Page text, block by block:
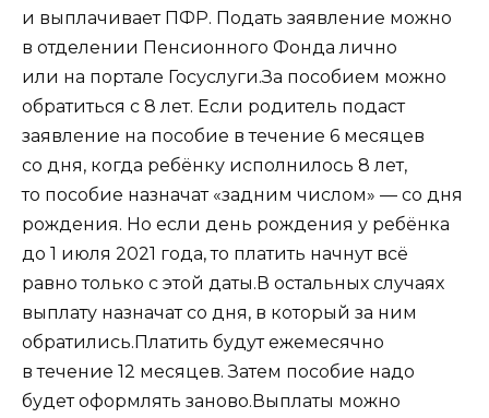
и выплачивает ПФР. Подать заявление можно
в отделении Пенсионного Фонда лично
или на портале Госуслуги.За пособием можно
обратиться с 8 лет. Если родитель подаст
заявление на пособие в течение 6 месяцев
со дня, когда ребёнку исполнилось 8 лет,
то пособие назначат «задним числом» — со дня
рождения. Но если день рождения у ребёнка
до 1 июля 2021 года, то платить начнут всё
равно только с этой даты.В остальных случаях
выплату назначат со дня, в который за ним
обратились.Платить будут ежемесячно
в течение 12 месяцев. Затем пособие надо
будет оформлять заново.Выплаты можно